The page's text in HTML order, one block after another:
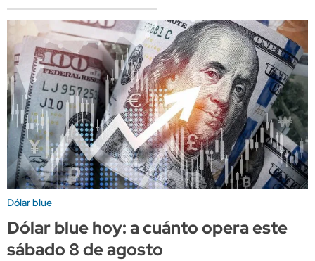
Dólar blue
Dólar blue hoy: a cuánto opera este
sábado 8 de agosto